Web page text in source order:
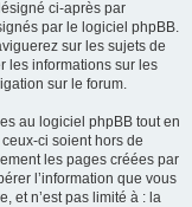
ci-après par
par le logiciel phpBB.
sur les sujets de
les informations sur les
sur le forum.
au logiciel phpBB tout en
ci soient hors de
les pages créées par
l’information que vous
et n’est pas limité à : la